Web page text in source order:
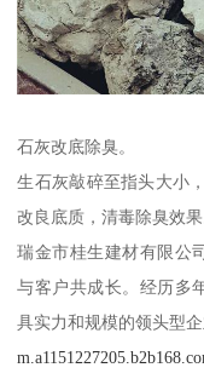
石灰改底除臭。
生石灰敲碎至指头大小
改良底质，清毒除臭效果
瑞金市桂生建材有限公
与客户共成长。经历多
具实力和规模的领头型企